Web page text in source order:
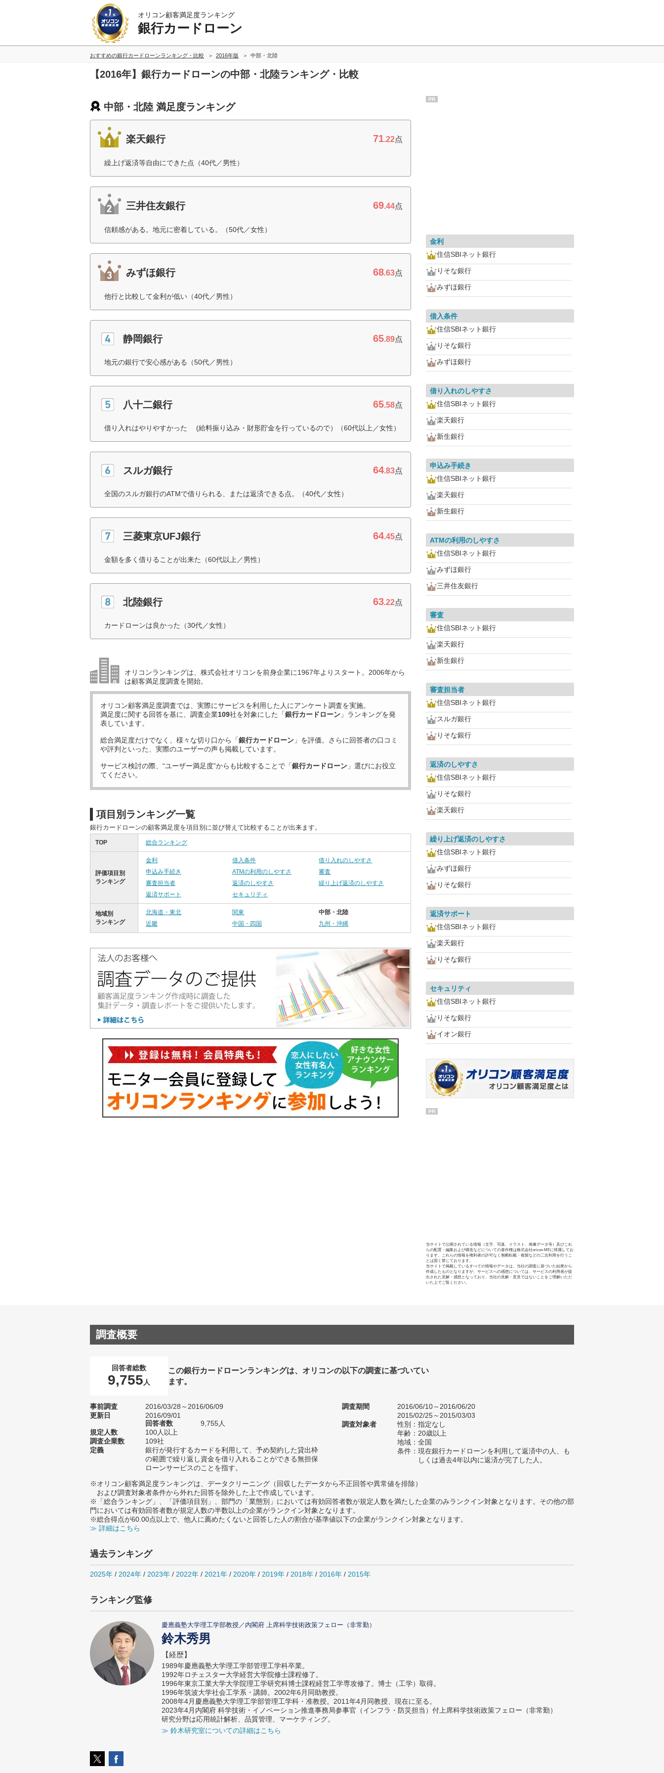
オリコン顧客満足度ランキング
銀行カードローン
おすすめの銀行カードローンランキング・比較 2016年版 中部・北陸
【2016年】銀行カードローンの中部・北陸ランキング・比較
中部・北陸 満足度ランキング
楽天銀行 71.22点
繰上げ返済等自由にできた点（40代／男性）
三井住友銀行 69.44点
信頼感がある。地元に密着している。（50代／女性）
みずほ銀行 68.63点
他行と比較して金利が低い（40代／男性）
静岡銀行 65.89点
地元の銀行で安心感がある（50代／男性）
八十二銀行 65.58点
借り入れはやりやすかった (給料振り込み・財形貯金を行っているので）（60代以上／女性）
スルガ銀行 64.83点
全国のスルガ銀行のATMで借りられる、または返済できる点。（40代／女性）
三菱東京UFJ銀行 64.45点
金額を多く借りることが出来た（60代以上／男性）
北陸銀行 63.22点
カードローンは良かった（30代／女性）
オリコンランキングは、株式会社オリコンを前身企業に1967年よりスタート。2006年から
は顧客満足度調査を開始。
オリコン顧客満足度調査では、実際にサービスを利用した 人にアンケート調査を実施。
満足度に関する回答を基に、調査企業109社を対象にした「銀行カードローン 」ランキングを発
表しています。
総合満足度だけでなく、様々な切り口から「銀行カードローン 」を評価。さらに回答者の口コミ
や評判といった、実際のユーザーの声も掲載しています。
サービス検討の際、“ユーザー満足度”からも比較することで「銀行カードローン 」選びにお役立
てください。
項目別ランキング一覧
銀行カードローンの顧客満足度を項目別に並び替えて比較することが出来ます。
TOP 総合ランキング
評価項目別
ランキング
金利 借入条件
借り入れのしやすさ
申込み手続き
ATMの利用のしやすさ
審査
審査担当者
返済のしやすさ
繰り上げ返済のしやすさ
返済サポート
セキュリティ
地域別
ランキング
北海道・東北 関東
中部・北陸
近畿
中国・四国 九州・沖縄
PR
金利
住信SBIネット銀行
りそな銀行
みずほ銀行
借入条件
住信SBIネット銀行
りそな銀行
みずほ銀行
借り入れのしやすさ
住信SBIネット銀行
楽天銀行
新生銀行
申込み手続き
住信SBIネット銀行
楽天銀行
新生銀行
ATMの利用のしやすさ
住信SBIネット銀行
みずほ銀行
三井住友銀行
審査
住信SBIネット銀行
楽天銀行
新生銀行
審査担当者
住信SBIネット銀行
スルガ銀行
りそな銀行
返済のしやすさ
住信SBIネット銀行
りそな銀行
楽天銀行
繰り上げ返済のしやすさ
住信SBIネット銀行
みずほ銀行
りそな銀行
返済サポート
住信SBIネット銀行
楽天銀行
りそな銀行
セキュリティ
住信SBIネット銀行
りそな銀行
イオン銀行
PR
当サイトで公開されている情報（文字、写真、イラスト、画像データ等）及びこれ
らの配置・編集および構造などについての著作権は株式会社oricon MEに帰属してお
ります。これらの情報を権利者の許可なく無断転載・複製などの二次利用を行うこ
とは固く禁じております。
当サイトで掲載しているすべての情報やデータは、当社の調査に基づいた結果から
作成したものとなりますが、サービスへの感想については、サービスの利用者が提
出された見解・感想となっており、当社の見解・意見ではないことをご理解いただ
いた上でご覧ください。
調査概要
回答者総数
9,755 人
この銀行カードローンランキングは、オリコンの以下の調査に基づいてい
ます。
事前調査
2016/03/28～2016/06/09
更新日
2016/09/01
回答者数
9,755人
規定人数
100人以上
調査企業数
109社
定義
銀行が発行するカードを利用して、予め契約した貸出枠
の範囲で繰り返し資金を借り入れることができる無担保
ローンサービスのことを指す。
調査期間
2016/06/10～2016/06/20
2015/02/25～2015/03/03
調査対象者
性別：指定なし
年齢：20歳以上
地域：全国
条件：現在銀行カードローンを利用して返済中の人、も
しくは過去4年以内に返済が完了した人。
※オリコン顧客満足度ランキングは、データクリーニング（回収したデータから不正回答や異常値を排除）
および調査対象者条件から外れた回答を除外した上で作成しています。
※「総合ランキング」、「評価項目別」、部門の「業態別」においては有効回答者数が規定人数を満たした企業のみランクイン対象となります。その他の部
門においては有効回答者数が規定人数の半数以上の企業がランクイン対象となります。
※総合得点が60.00点以上で、他人に薦めたくないと回答した人の割合が基準値以下の企業がランクイン対象となります。
≫ 詳細はこちら
過去ランキング
2025年 / 2024年 / 2023年 / 2022年 / 2021年 / 2020年 / 2019年 / 2018年 / 2016年 / 2015年
ランキング監修
慶應義塾大学理工学部教授／内閣府 上席科学技術政策フェロー（非常勤）
鈴木秀男
【経歴】
1989年慶應義塾大学理工学部管理工学科卒業。
1992年ロチェスター大学経営大学院修士課程修了。
1996年東京工業大学大学院理工学研究科博士課程経営工学専攻修了。博士（工学）取得。
1996年筑波大学社会工学系・講師。2002年6月同助教授。
2008年4月慶應義塾大学理工学部管理工学科・准教授。2011年4月同教授、現在に至る。
2023年4月内閣府 科学技術・イノベーション推進事務局参事官（インフラ・防災担当）付上席科学技術政策フェロー（非常勤）
研究分野は応用統計解析、品質管理、マーケティング。
≫ 鈴木研究室についての詳細はこちら